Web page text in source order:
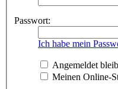
Passwort:
Ich habe mein
Angemeldet
Meinen Online-